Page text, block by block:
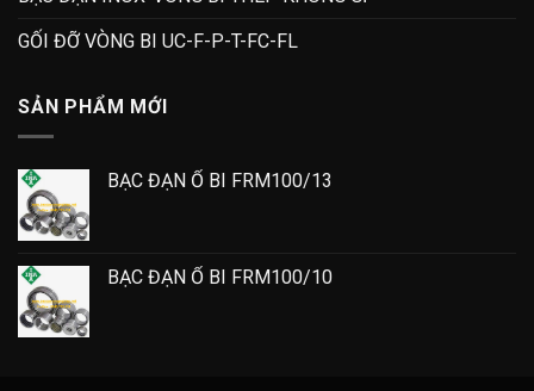
GỐI ĐỠ VÒNG BI UC-F-P-T-FC-FL
SẢN PHẨM MỚI
BẠC ĐẠN Ổ BI FRM100/13
BẠC ĐẠN Ổ BI FRM100/10